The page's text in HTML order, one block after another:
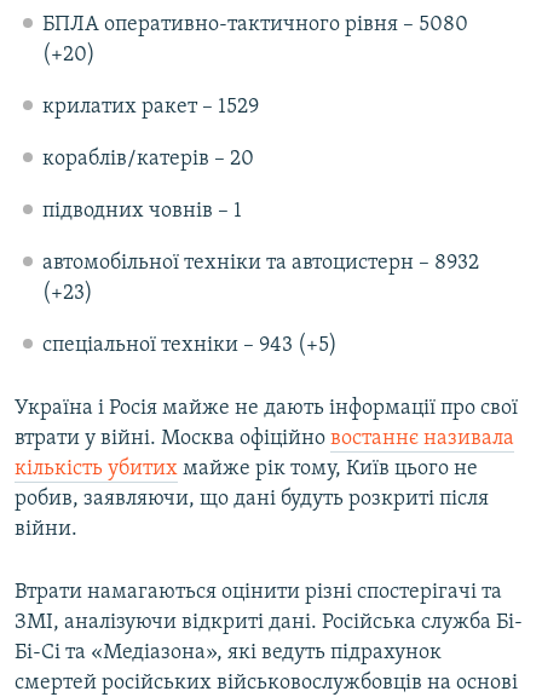
БПЛА оперативно-тактичного рівня – 5080
(+20)
крилатих ракет – 1529
кораблів/катерів – 20
підводних човнів – 1
автомобільної техніки та автоцистерн – 8932
(+23)
спеціальної техніки – 943 (+5)
Україна і Росія майже не дають інформації про свої
втрати у війні. Москва офіційно востаннє називала
кількість убитих майже рік тому, Київ цього не
робив, заявляючи, що дані будуть розкриті після
війни.
Втрати намагаються оцінити різні спостерігачі та
ЗМІ, аналізуючи відкриті дані. Російська служба Бі-
Бі-Сі та «Медіазона», які ведуть підрахунок
смертей російських військовослужбовців на основі